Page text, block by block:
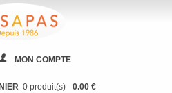
MON COMPTE
0 produit(s) - 0.00 €